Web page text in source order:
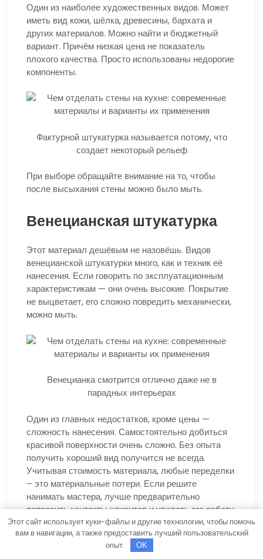
Один из наиболее художественных видов. Может
иметь вид кожи, шёлка, древесины, бархата и
других материалов. Можно найти и бюджетный
вариант. Причём низкая цена не показатель
плохого качества. Просто использованы недорогие
компоненты.
Фактурной штукатурка называется потому, что
создает некоторый рельеф
При выборе обращайте внимание на то, чтобы
после высыхания стены можно было мыть.
Венецианская штукатурка
Этот материал дешёвым не назовёшь. Видов
венецианской штукатурки много, как и техник её
нанесения. Если говорить по эксплуатационным
характеристикам — они очень высокие. Покрытие
не выцветает, его сложно повредить механически,
можно мыть.
Венецианка смотрится отлично даже не в
парадных интерьерах
Один из главных недостатков, кроме цены —
сложность нанесения. Самостоятельно добиться
красивой поверхности очень сложно. Без опыта
получить хороший вид получится не всегда.
Учитывая стоимость материала, любые переделки
– это материальные потери. Если решите
нанимать мастера, лучше предварительно
попросить контакты клиентов и увидеть его работу.
Так ли хороша штукатурка
Этот сайт использует куки-файлы и другие технологии, чтобы помочь
вам в навигации, а также предоставить лучший пользовательский
опыт.
OK